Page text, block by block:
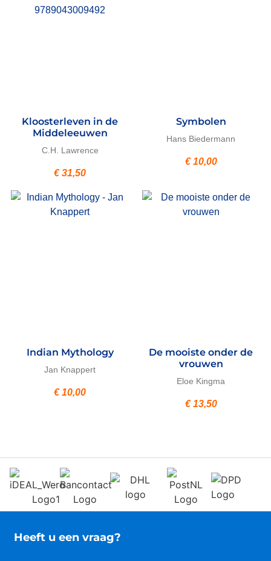
Kloosterleven in de
Middeleeuwen
C.H. Lawrence
€31,50
Symbolen
Hans Biedermann
€10,00
Indian Mythology
Jan Knappert
€10,00
De mooiste onder de
vrouwen
Eloe Kingma
€13,50
Heeft u een vraag?